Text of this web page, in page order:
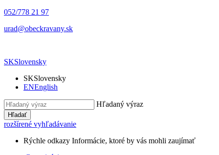
052/778 21 97
urad@obeckravany.sk
SKSlovensky
SKSlovensky
ENEnglish
Hľadaný výraz
Hľadať
rozšírené vyhľadávanie
Rýchle odkazy Informácie, ktoré by vás mohli zaujímať